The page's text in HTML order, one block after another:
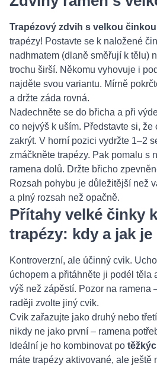
Trapézový zdvih s velkou činkou
trapézy! Postavte se k naložené
nadhmatem (dlaně směřují k tělu)
trochu širší. Někomu vyhovuje i
najděte svou variantu. Mírně
a držte záda rovná.
Nadechněte se do břicha a při
co nejvýš k uším. Představte si, že
zakrýt. V horní pozici vydržte 1–2
zmáčkněte trapézy. Pak pomalu s
ramena dolů. Držte břicho
Rozsah pohybu je důležitější než
a plný rozsah než opačně.
Přítahy velké činky
trapézy: kdy a jak je
Kontroverzní, ale účinný cvik.
úchopem a přitáhněte ji podél těla
výš než zápěstí. Pozor na ramena
raději zvolte jiný cvik.
Cvik zařazujte jako druhý nebo
nikdy ne jako první – ramena
Ideální je ho kombinovat po
máte trapézy aktivované, ale ještě